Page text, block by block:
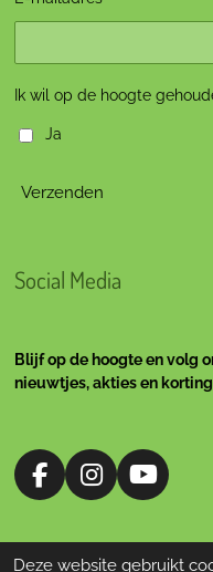
Deze website gebruikt
Ik wil op de hoogte
Ja
Verzenden
Social Media
Blijf op de hoogte en volg
nieuwtjes, akties en
F
e
I
t
Y
T